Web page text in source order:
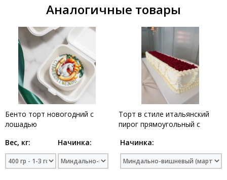
Аналогичные товары
Бенто торт новогодний с
лошадью
Вес, кг:
Начинка:
Торт в стиле итальянский
пирог прямоугольный с
Начинка: